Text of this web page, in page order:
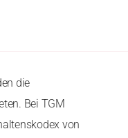
die
Bei TGM
von